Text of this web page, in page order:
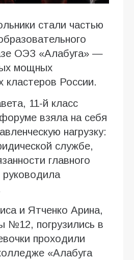
стали частью
ОЭЗ «Алабуга» —
мощных
России.
11-й класс
взяла на себя
нагрузку:
службе,
главного
руководила
и Ятченко Арина,
№12, погрузились в
проходили
«Алабуга